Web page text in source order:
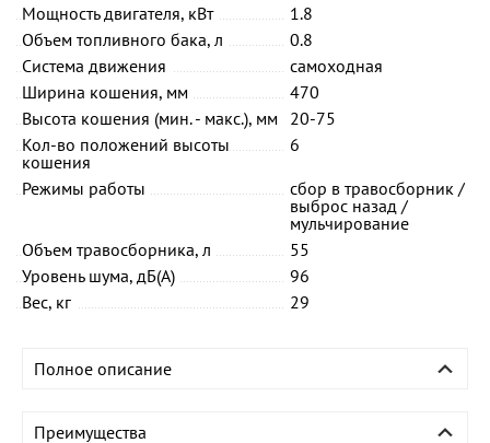
Мощность двигателя, кВт
1.8
Объем топливного бака, л
0.8
Система движения
самоходная
Ширина кошения, мм
470
Высота кошения (мин. - макс.), мм 20-75
Кол-во положений высоты
кошения
6
Режимы работы
сбор в травосборник /
выброс назад /
мульчирование
Объем травосборника, л
55
Уровень шума, дБ(А)
96
Вес, кг
29
Полное описание
Преимущества